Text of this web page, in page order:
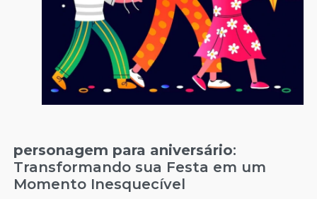
personagem para aniversário:
Transformando sua Festa em um
Momento Inesquecível